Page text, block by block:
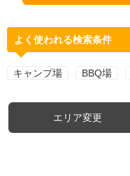
よく使われる検索条件
キャンプ場 BBQ場
エリア変更